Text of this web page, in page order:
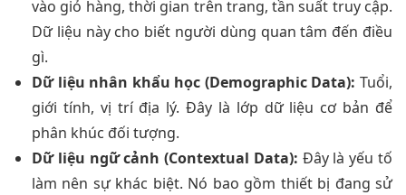
vào giỏ hàng, thời gian trên trang, tần suất truy cập.
Dữ liệu này cho biết người dùng quan tâm đến điều
gì.
Dữ liệu nhân khẩu học (Demographic Data): Tuổi,
giới tính, vị trí địa lý. Đây là lớp dữ liệu cơ bản để
phân khúc đối tượng.
Dữ liệu ngữ cảnh (Contextual Data): Đây là yếu tố
làm nên sự khác biệt. Nó bao gồm thiết bị đang sử